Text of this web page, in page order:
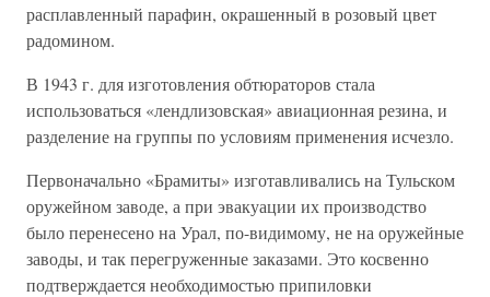
расплавленный парафин, окрашенный в розовый цвет
радомином.
В 1943 г. для изготовления обтюраторов стала
использоваться «лендлизовская» авиационная резина, и
разделение на группы по условиям применения исчезло.
Первоначально «Брамиты» изготавливались на Тульском
оружейном заводе, а при эвакуации их производство
было перенесено на Урал, по-видимому, не на оружейные
заводы, и так перегруженные заказами. Это косвенно
подтверждается необходимостью припиловки